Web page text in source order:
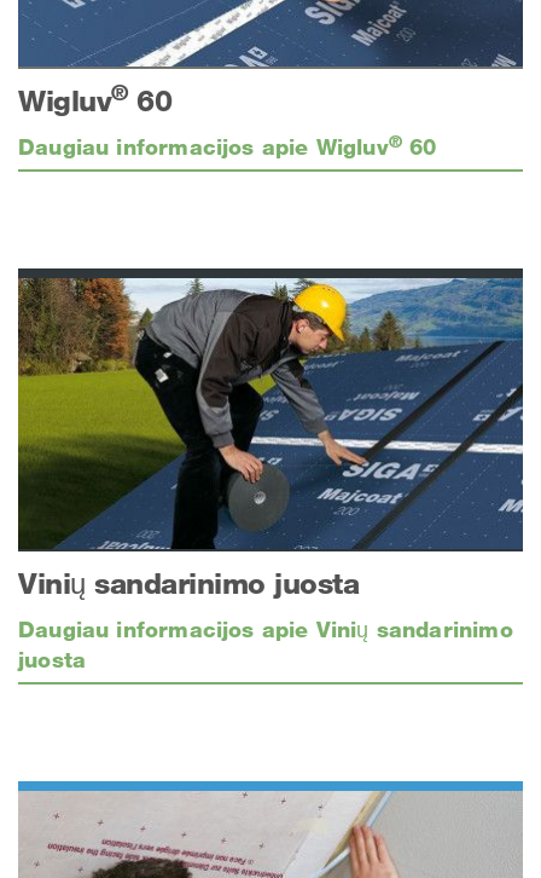
Wigluv®60
Daugiau informacijos apie Wigluv®60
Vinių sandarinimo juosta
Daugiau informacijos apie Vinių sandarinimo
juosta